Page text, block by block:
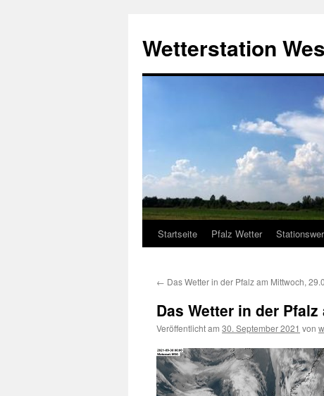
springen
Wetterstation
Startseite Pfalz Wetter
← Das Wetter in der Pfalz am Mittwoch,
Das Wetter in der
Veröffentlicht am 30. September 2021 von